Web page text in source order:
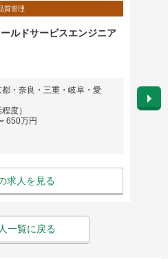
質管理
ルドサービスエンジニア
・奈良・三重・岐阜・愛
度）
650万円
求人を見る
勤務
英語
給 与
一覧に戻る